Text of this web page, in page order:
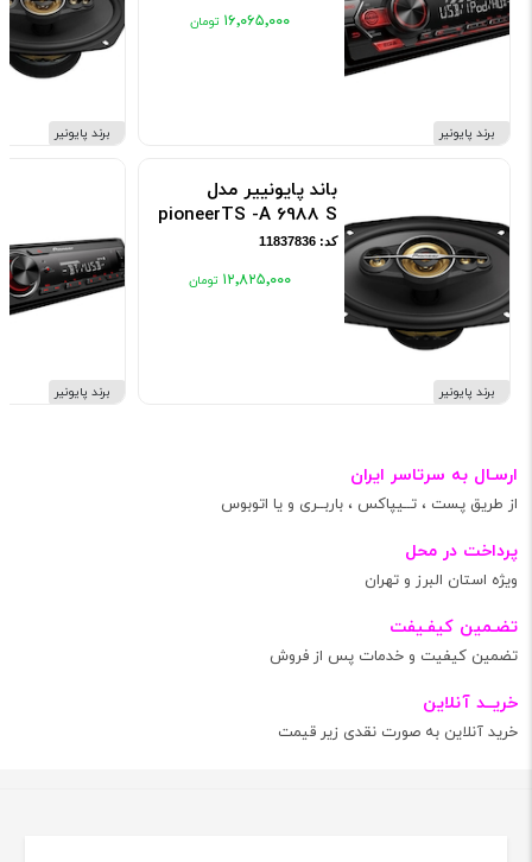
برند پایونیر
۱۶٬۰۶۵٬۰۰۰
برند پایونیر
باند پایونییر مدل
pioneerTS -A 6988 S
کد: 11837836
۱۲٬۸۲۵٬۰۰۰
برند پایونیر
برند پایونیر
ارسـال به سرتاسر ایران
از طریق پست ، تــیپاکس ، باربــری و یا اتوبوس
پرداخت در محل
ویژه استان البرز و تهران
تضـمین کیفـیفت
تضمین کیفیت و خدمات پس از فروش
خریــد آنلاین
خرید آنلاین به صورت نقدی زیر قیمت